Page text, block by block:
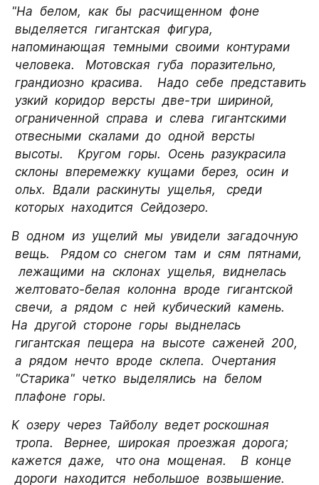
"На  белом,  как  бы  расчищенном  фоне
выделяется  гигантская  фигура,
напоминающая  темными  своими  контурами
человека.   Мотовская  губа  поразительно,
грандиозно  красива.    Надо  себе  представить
узкий  коридор  версты  две-три  шириной,
ограниченной  справа  и  слева  гигантскими
отвесными  скалами  до  одной  версты
высоты.    Кругом  горы.  Осень  разукрасила
склоны  вперемежку  кущами  берез,  осин  и
ольх.  Вдали  раскинуты  ущелья,   среди
которых  находится  Сейдозеро.
В  одном  из  ущелий  мы  увидели  загадочную
вещь.   Рядом со  снегом  там  и  сям  пятнами,
лежащими  на  склонах  ущелья,  виднелась
желтовато-белая  колонна  вроде  гигантской
свечи,  а  рядом  с  ней  кубический  камень.
На  другой  стороне  горы  выднелась
гигантская  пещера  на  высоте  саженей  200,
а  рядом  нечто  вроде  склепа.  Очертания
"Старика"  четко  выделялись  на  белом
плафоне  горы.
К  озеру  через  Тайболу  ведет роскошная
тропа.   Вернее,  широкая  проезжая  дорога;
кажется  даже,   что она  мощеная.    В  конце
дороги  находится  небольшое  возвышение.